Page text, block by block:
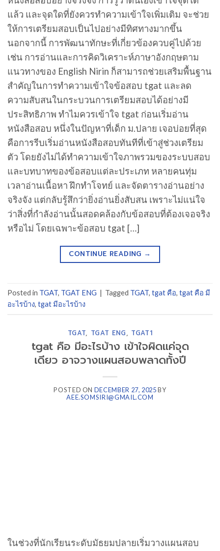
แล้ว และจุดใดที่ยังควรทำความเข้าใจเพิ่มเติม จะช่วย
ให้การเตรียมสอบเป็นไปอย่างมีทิศทางมากขึ้น
นอกจากนี้ การพัฒนาทักษะที่เกี่ยวข้องควบคู่ไปด้วย
เช่น การอ่านและการคิดวิเคราะห์ภาษาอังกฤษตาม
แนวทางของ English Nirin ก็สามารถช่วยเสริมพื้นฐาน
สำคัญในการทำความเข้าใจข้อสอบ tgat และลด
ความสับสนในกระบวนการเตรียมสอบได้อย่างมี
ประสิทธิภาพ ทำไมควรเข้าใจ tgat ก่อนเริ่มอ่าน
หนังสือสอบ หนึ่งในปัญหาที่เด็ก ม.ปลาย เจอบ่อยที่สุด
คือการรีบเริ่มอ่านหนังสือสอบทันทีที่เข้าสู่ช่วงเตรียม
ตัว โดยยังไม่ได้ทำความเข้าใจภาพรวมของระบบสอบ
และบทบาทของข้อสอบแต่ละประเภท หลายคนทุ่ม
เวลาอ่านเนื้อหา ฝึกทำโจทย์ และจัดตารางอ่านอย่าง
จริงจัง แต่กลับรู้สึกว่ายิ่งอ่านยิ่งสับสน เพราะไม่แน่ใจ
ว่าสิ่งที่กำลังอ่านนั้นสอดคล้องกับข้อสอบที่ต้องเจอจริง
หรือไม่ โดยเฉพาะข้อสอบ tgat […]
CONTINUE READING →
Posted in TGAT, TGAT ENG | Tagged TGAT, tgat คือ, tgat คือ มี
อะไรบ้าง, tgat มีอะไรบ้าง
TGAT, TGAT ENG, TGAT1
tgat คือ มีอะไรบ้าง เข้าใจผิดแค่จุด
เดียว อาจวางแผนสอบพลาดทั้งปี
POSTED ON DECEMBER 27, 2025BY
AEE.SOMSIRI@GMAIL.COM
ในช่วงที่นักเรียนระดับมัธยมปลายเริ่มวางแผนสอบ